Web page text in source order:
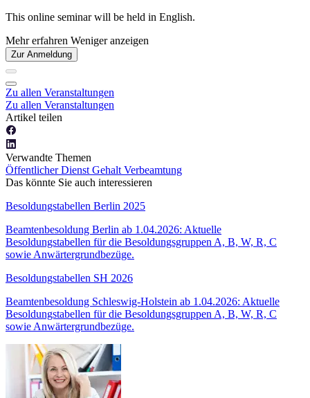
This online seminar will be held in English.
Mehr erfahren Weniger anzeigen
Zur Anmeldung
Zu allen Veranstaltungen
Zu allen Veranstaltungen
Artikel teilen
Verwandte Themen
Öffentlicher Dienst Gehalt Verbeamtung
Das könnte Sie auch interessieren
Besoldungstabellen Berlin 2025
Beamtenbesoldung Berlin ab 1.04.2026: Aktuelle
Besoldungstabellen für die Besoldungsgruppen A, B, W, R, C
sowie Anwärtergrundbezüge.
Besoldungstabellen SH 2026
Beamtenbesoldung Schleswig-Holstein ab 1.04.2026: Aktuelle
Besoldungstabellen für die Besoldungsgruppen A, B, W, R, C
sowie Anwärtergrundbezüge.